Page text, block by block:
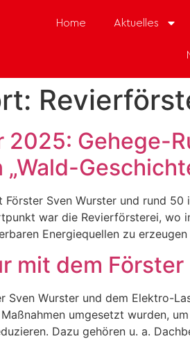
Home Aktuelles
2025: Gehege-
Sven Wurster und rund
war die Revierförsterei, wo
Energiequellen zu
mit dem
Sven Wurster und dem Elektro-
umgesetzt wurden,
Dazu gehören u. a.